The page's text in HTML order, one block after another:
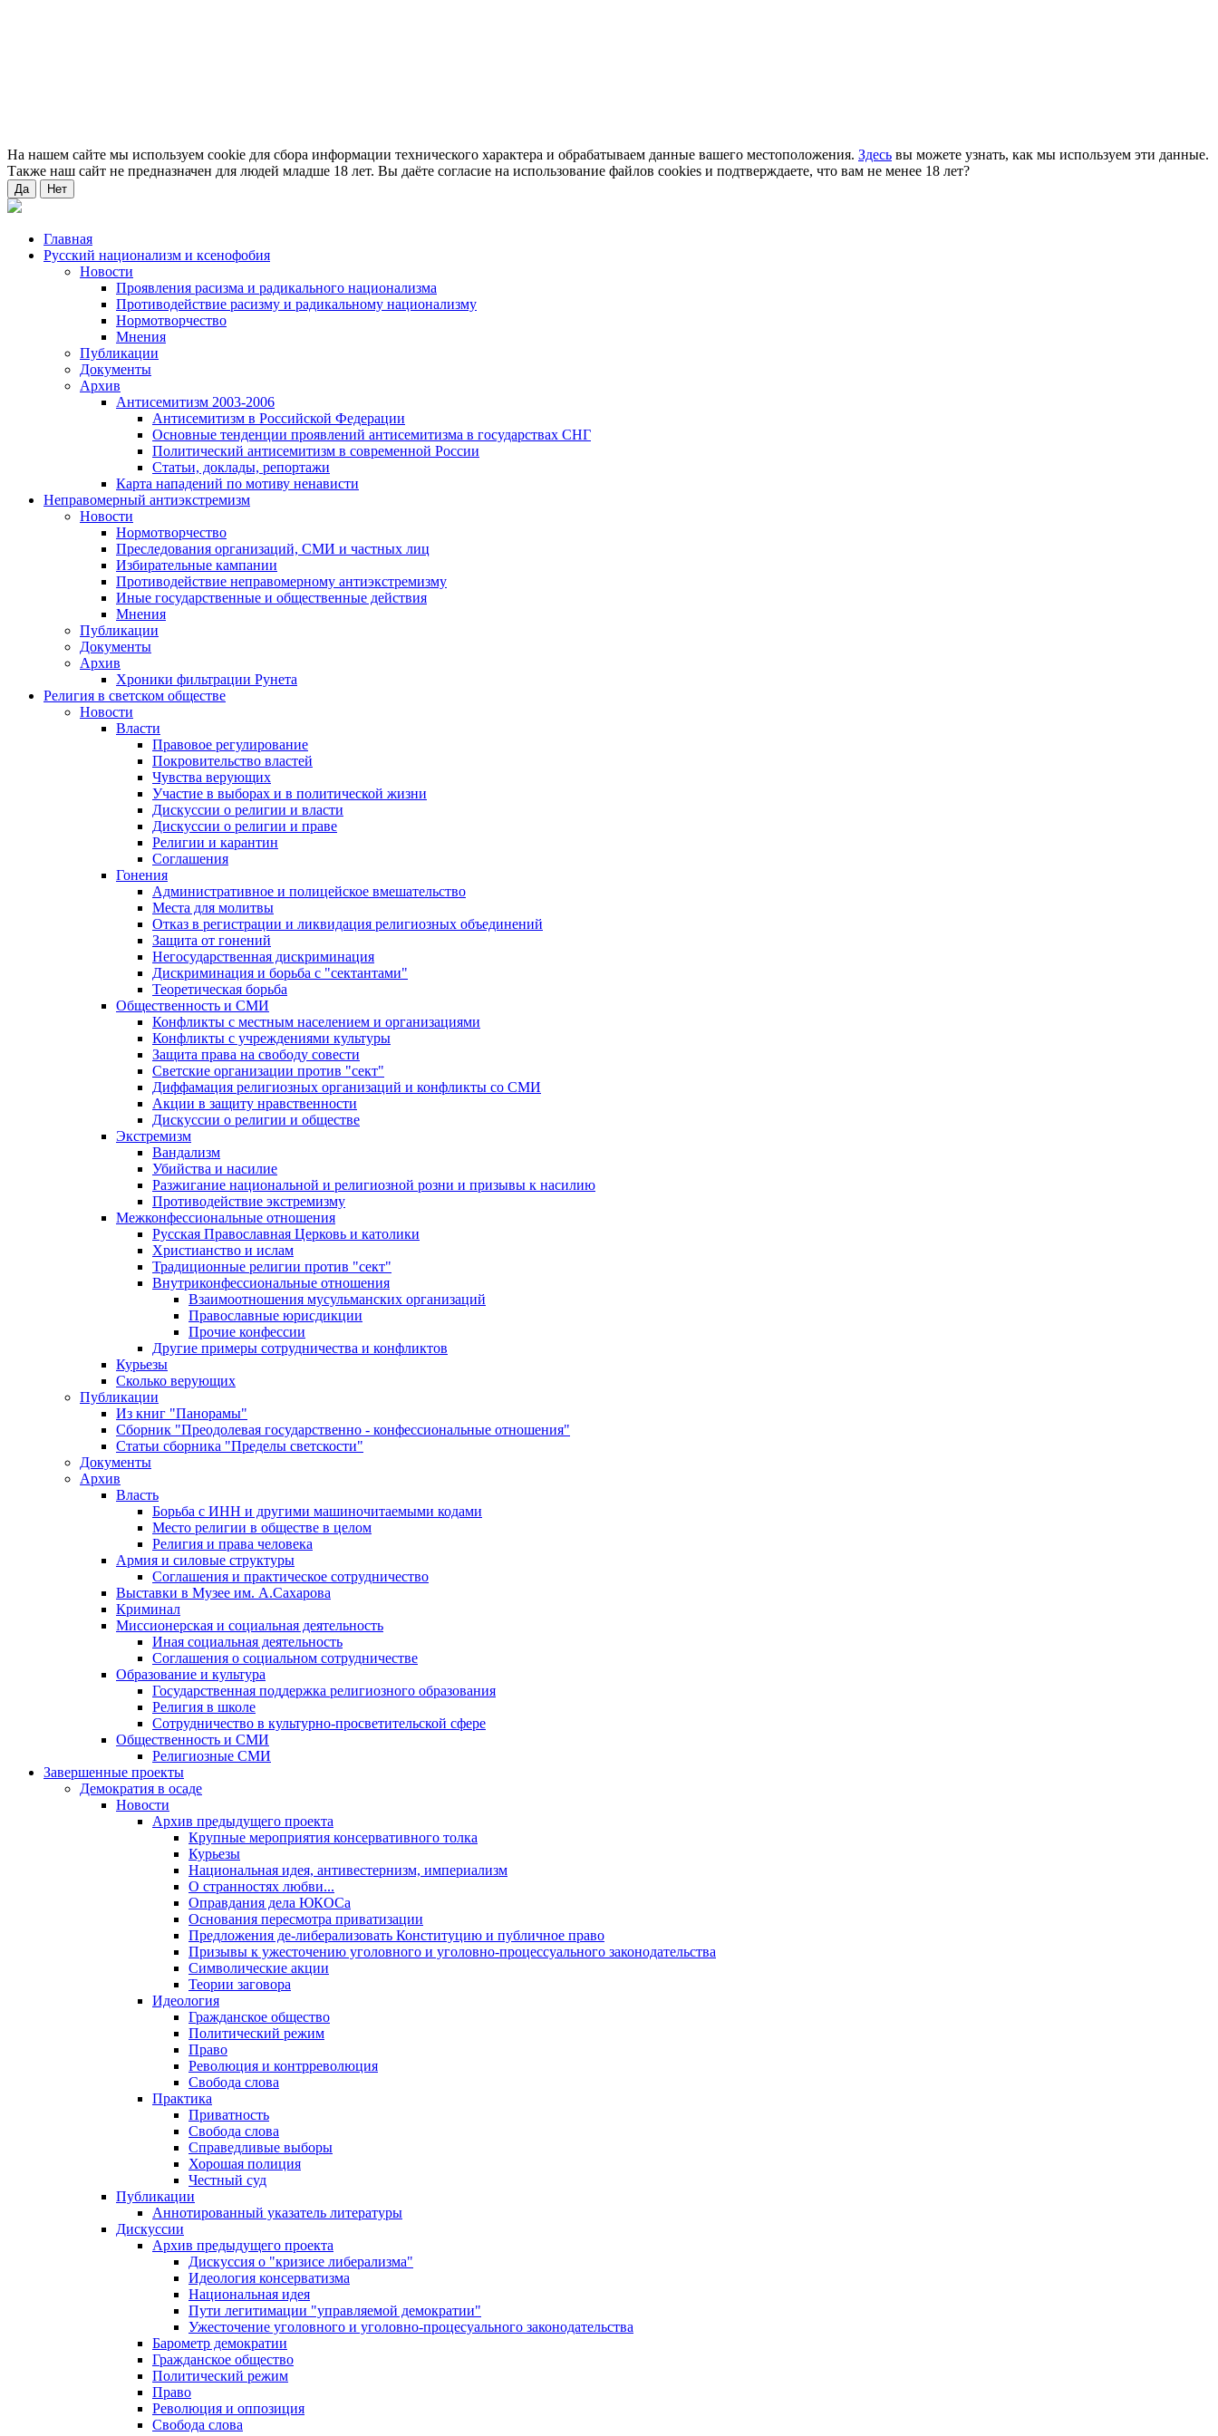
На нашем сайте мы используем cookie для сбора информации технического характера и обрабатываем данные вашего местоположения. Здесь вы можете узнать, как мы используем эти данные.
Также наш сайт не предназначен для людей младше 18 лет. Вы даёте согласие на использование файлов cookies и подтверждаете, что вам не менее 18 лет?
Да Нет
Главная
Русский национализм и ксенофобия
Новости
Проявления расизма и радикального национализма
Противодействие расизму и радикальному национализму
Нормотворчество
Мнения
Публикации
Документы
Архив
Антисемитизм 2003-2006
Антисемитизм в Российской Федерации
Основные тенденции проявлений антисемитизма в государствах СНГ
Политический антисемитизм в современной России
Статьи, доклады, репортажи
Карта нападений по мотиву ненависти
Неправомерный антиэкстремизм
Новости
Нормотворчество
Преследования организаций, СМИ и частных лиц
Избирательные кампании
Противодействие неправомерному антиэкстремизму
Иные государственные и общественные действия
Мнения
Публикации
Документы
Архив
Хроники фильтрации Рунета
Религия в светском обществе
Новости
Власти
Правовое регулирование
Покровительство властей
Чувства верующих
Участие в выборах и в политической жизни
Дискуссии о религии и власти
Дискуссии о религии и праве
Религии и карантин
Соглашения
Гонения
Административное и полицейское вмешательство
Места для молитвы
Отказ в регистрации и ликвидация религиозных объединений
Защита от гонений
Негосударственная дискриминация
Дискриминация и борьба с "сектантами"
Теоретическая борьба
Общественность и СМИ
Конфликты с местным населением и организациями
Конфликты с учреждениями культуры
Защита права на свободу совести
Светские организации против "сект"
Диффамация религиозных организаций и конфликты со СМИ
Акции в защиту нравственности
Дискуссии о религии и обществе
Экстремизм
Вандализм
Убийства и насилие
Разжигание национальной и религиозной розни и призывы к насилию
Противодействие экстремизму
Межконфессиональные отношения
Русская Православная Церковь и католики
Христианство и ислам
Традиционные религии против "сект"
Внутриконфессиональные отношения
Взаимоотношения мусульманских организаций
Православные юрисдикции
Прочие конфессии
Другие примеры сотрудничества и конфликтов
Курьезы
Сколько верующих
Публикации
Из книг "Панорамы"
Сборник "Преодолевая государственно - конфессиональные отношения"
Статьи сборника "Пределы светскости"
Документы
Архив
Власть
Борьба с ИНН и другими машиночитаемыми кодами
Место религии в обществе в целом
Религия и права человека
Армия и силовые структуры
Соглашения и практическое сотрудничество
Выставки в Музее им. А.Сахарова
Криминал
Миссионерская и социальная деятельность
Иная социальная деятельность
Соглашения о социальном сотрудничестве
Образование и культура
Государственная поддержка религиозного образования
Религия в школе
Сотрудничество в культурно-просветительской сфере
Общественность и СМИ
Религиозные СМИ
Завершенные проекты
Демократия в осаде
Новости
Архив предыдущего проекта
Крупные мероприятия консервативного толка
Курьезы
Национальная идея, антивестернизм, империализм
О странностях любви...
Оправдания дела ЮКОСа
Основания пересмотра приватизации
Предложения де-либерализовать Конституцию и публичное право
Призывы к ужесточению уголовного и уголовно-процессуального законодательства
Символические акции
Теории заговора
Идеология
Гражданское общество
Политический режим
Право
Революция и контрреволюция
Свобода слова
Практика
Приватность
Свобода слова
Справедливые выборы
Хорошая полиция
Честный суд
Публикации
Аннотированный указатель литературы
Дискуссии
Архив предыдущего проекта
Дискуссия о "кризисе либерализма"
Идеология консерватизма
Национальная идея
Пути легитимации "управляемой демократии"
Ужесточение уголовного и уголовно-процесуального законодательства
Барометр демократии
Гражданское общество
Политический режим
Право
Революция и оппозиция
Свобода слова